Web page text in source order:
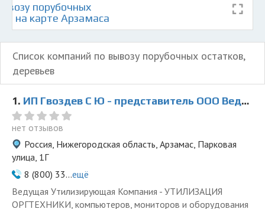
порубочных
на карте Арзамаса
Список компаний по вывозу порубочных остатков,
деревьев
1. ИП Гвоздев С Ю - представитель ООО Ведущая Утилизирующая Компания
нет отзывов
Россия, Нижегородская область, Арзамас, Парковая
улица, 1Г
8 (800) 33...ещё
Ведущая Утилизирующая Компания - УТИЛИЗАЦИЯ
ОРГТЕХНИКИ, компьютеров, мониторов и оборудования